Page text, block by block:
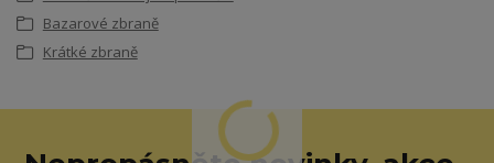
Bazarové zbraně
Krátké zbraně